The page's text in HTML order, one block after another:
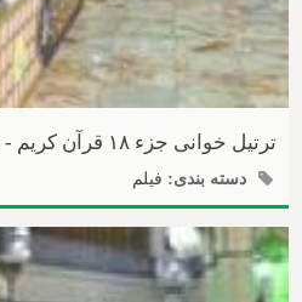
ترتیل خوانی جزء ۱۸ قرآن کریم - سال ۱۴۰۰
دسته بندی: فیلم